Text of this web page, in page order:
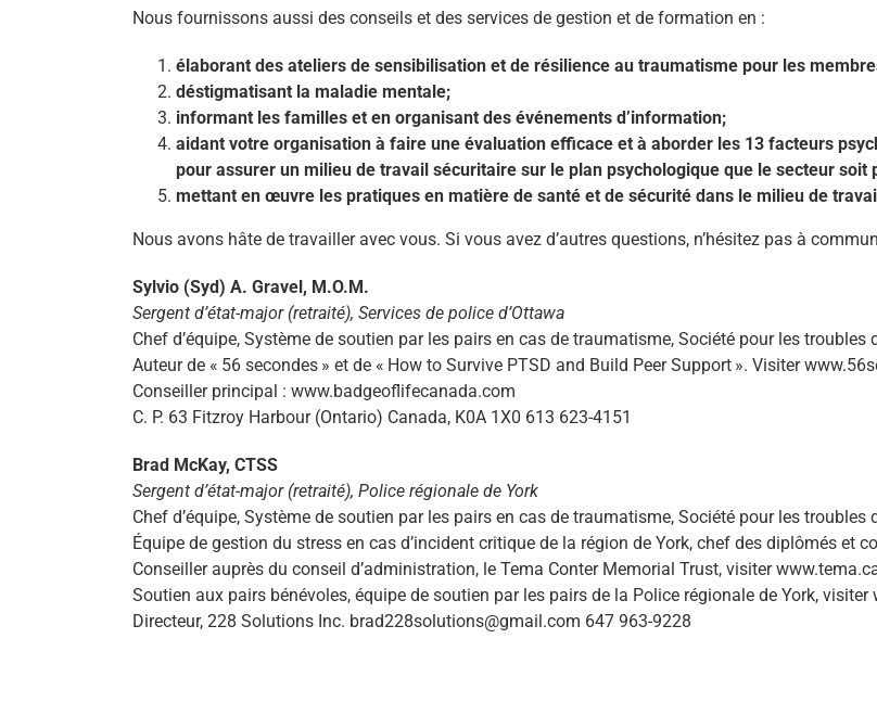
Nous fournissons aussi des conseils et des services de gestion et de formation en :
élaborant des ateliers de sensibilisation et de résilience au traumatisme pour les
déstigmatisant la maladie mentale;
informant les familles et en organisant des événements d’information;
aidant votre organisation à faire une évaluation efficace et à aborder les 13 facteurs
pour assurer un milieu de travail sécuritaire sur le plan psychologique que le secteur soit
mettant en œuvre les pratiques en matière de santé et de sécurité dans le milieu de
Nous avons hâte de travailler avec vous. Si vous avez d’autres questions, n’hésitez pas à
Sylvio (Syd) A. Gravel, M.O.M.
Sergent d’état-major (retraité), Services de police d’Ottawa
Chef d’équipe, Système de soutien par les pairs en cas de traumatisme, Société pour les troubles
Auteur de « 56 secondes » et de « How to Survive PTSD and Build Peer Support ». Visiter
Conseiller principal : www.badgeoflifecanada.com
C. P. 63 Fitzroy Harbour (Ontario) Canada, K0A 1X0 613 623-4151
Brad McKay, CTSS
Sergent d’état-major (retraité), Police régionale de York
Chef d’équipe, Système de soutien par les pairs en cas de traumatisme, Société pour les troubles
Équipe de gestion du stress en cas d’incident critique de la région de York, chef des diplômés et
Conseiller auprès du conseil d’administration, le Tema Conter Memorial Trust, visiter
Soutien aux pairs bénévoles, équipe de soutien par les pairs de la Police régionale de York, visiter
Directeur, 228 Solutions Inc. brad228solutions@gmail.com 647 963-9228